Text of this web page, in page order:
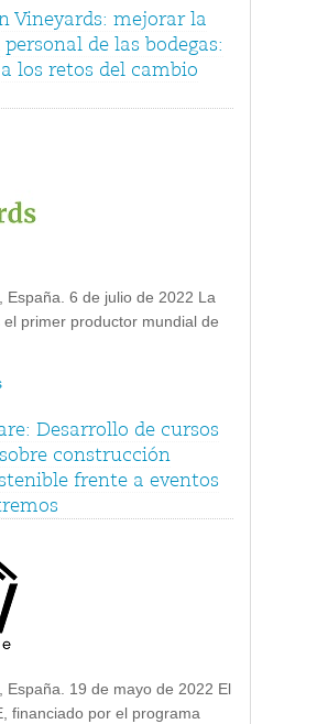
Vineyards: mejorar la
de las bodegas:
los retos del cambio
España. 6 de julio de 2022 La
primer productor mundial de
Desarrollo de cursos
construcción
frente a eventos
España. 19 de mayo de 2022 El
financiado por el programa